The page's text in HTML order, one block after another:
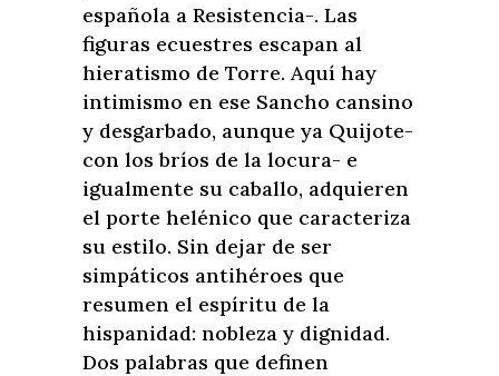
española a Resistencia-. Las
figuras ecuestres escapan al
hieratismo de Torre. Aquí hay
intimismo en ese Sancho cansino
y desgarbado, aunque ya Quijote-
con los bríos de la locura- e
igualmente su caballo, adquieren
el porte helénico que caracteriza
su estilo. Sin dejar de ser
simpáticos antihéroes que
resumen el espíritu de la
hispanidad: nobleza y dignidad.
Dos palabras que definen